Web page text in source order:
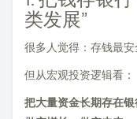
类发展”
很多人觉得：存钱最安
但从宏观投资逻辑看：
把大量资金长期存在